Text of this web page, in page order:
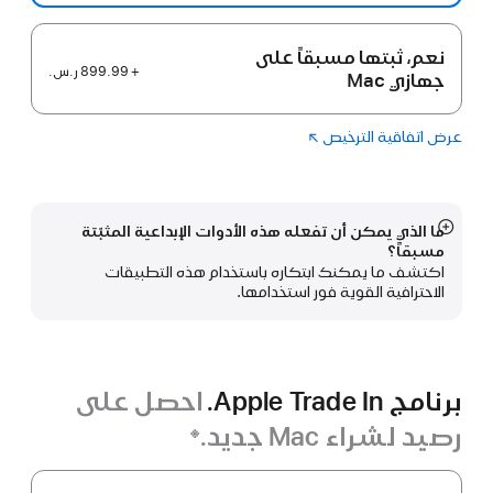
نعم، ثبتها مسبقاً على
جهازي Mac
+ 899.99 ر.س.‏
عرض اتفاقية الترخيص Logic Pro‏
(فتح
ما الذي يمكن أن تفعله هذه الأدوات الإبداعية المثبّتة
مسبقاً؟
اكتشف ما يمكنك ابتكاره باستخدام هذه التطبيقات
الاحترافية القوية فور استخدامها.
عرض
المزيد
برنامج Apple Trade In.
احصل على
رصيد لشراء Mac جديد.
حاشية
※
برنامج